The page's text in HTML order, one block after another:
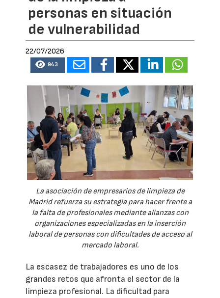
personas en situación
de vulnerabilidad
22/07/2026
943
La asociación de empresarios de limpieza de
Madrid refuerza su estrategia para hacer frente a
la falta de profesionales mediante alianzas con
organizaciones especializadas en la inserción
laboral de personas con dificultades de acceso al
mercado laboral.
La escasez de trabajadores es uno de los
grandes retos que afronta el sector de la
limpieza profesional. La dificultad para